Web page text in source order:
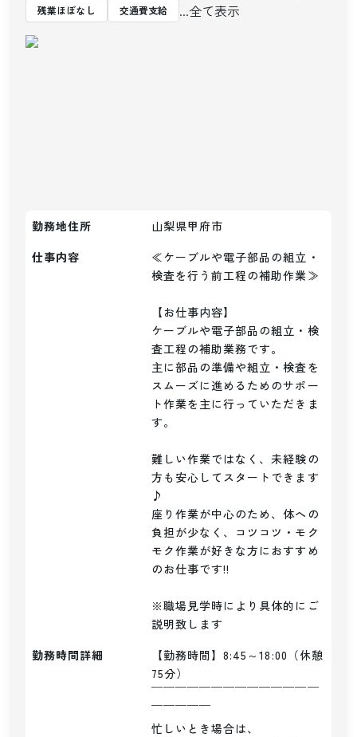
残業ほぼなし
交通費支給 ...全て表示
勤務地住所
山梨県甲府市
仕事内容
≪ケーブルや電子部品の組立・
検査を行う前工程の補助作業≫
【お仕事内容】
ケーブルや電子部品の組立・検
査工程の補助業務です。
主に部品の準備や組立・検査を
スムーズに進めるためのサポー
ト作業を主に行っていただきま
す。
難しい作業ではなく、未経験の
方も安心してスタートできます
♪
座り作業が中心のため、体への
負担が少なく、コツコツ・モク
モク作業が好きな方におすすめ
のお仕事です!!
※職場見学時により具体的にご
説明致します
勤務時間詳細
【勤務時間】8:45～18:00（休憩
75分）
￣￣￣￣￣￣￣￣￣￣￣￣￣￣
￣￣￣￣￣
忙しいとき場合は、